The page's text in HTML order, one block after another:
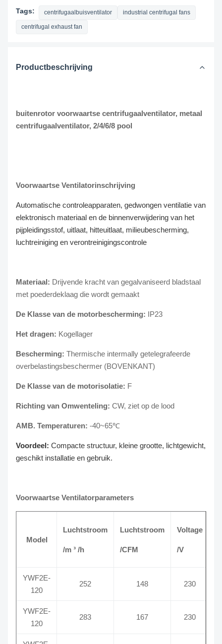
Tags: centrifugaalbuisventilator industrial centrifugal fans
centrifugal exhaust fan
Productbeschrijving
buitenrotor voorwaartse centrifugaalventilator, metaal
centrifugaalventilator, 2/4/6/8 pool
Voorwaartse Ventilatorinschrijving
Automatische controleapparaten, gedwongen ventilatie van
elektronisch materiaal en de binnenverwijdering van het
pijpleidingsstof, uitlaat, hitteuitlaat, milieubescherming,
luchtreiniging en verontreinigingscontrole
Materiaal: Drijvende kracht van gegalvaniseerd bladstaal
met poederdeklaag die wordt gemaakt
De Klasse van de motorbescherming: IP23
Het dragen: Kogellager
Bescherming: Thermische intermally getelegrafeerde
overbelastingsbeschermer (BOVENKANT)
De Klasse van de motorisolatie: F
Richting van Omwenteling: CW, ziet op de lood
AMB. Temperaturen: -40~65℃
Voordeel: Compacte structuur, kleine grootte, lichtgewicht,
geschikt installatie en gebruik.
Voorwaartse Ventilatorparameters
Model
Luchtstroom
/m ³ /h
Luchtstroom
/CFM
Voltage
/V
YWF2E-
120
252 148 230
YWF2E-
120
283 167 230